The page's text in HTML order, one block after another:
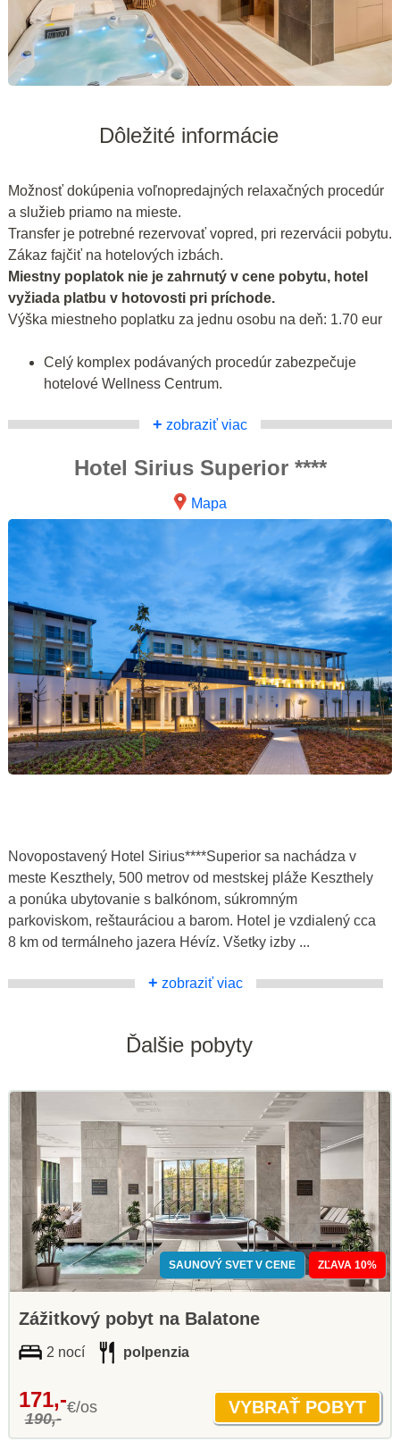
Dôležité informácie
Možnosť dokúpenia voľnopredajných relaxačných procedúr
a služieb priamo na mieste.
Transfer je potrebné rezervovať vopred, pri rezervácii pobytu.
Zákaz fajčiť na hotelových izbách.
Miestny poplatok nie je zahrnutý v cene pobytu, hotel
vyžiada platbu v hotovosti pri príchode.
Výška miestneho poplatku za jednu osobu na deň: 1.70 eur
Celý komplex podávaných procedúr zabezpečuje
hotelové Wellness Centrum.
+ zobraziť viac
Hotel Sirius Superior ****
Mapa
Novopostavený Hotel Sirius****Superior sa nachádza v
meste Keszthely, 500 metrov od mestskej pláže Keszthely
a ponúka ubytovanie s balkónom, súkromným
parkoviskom, reštauráciou a barom. Hotel je vzdialený cca
8 km od termálneho jazera Hévíz. Všetky izby ...
+ zobraziť viac
Ďalšie pobyty
SAUNOVÝ SVET V CENE ZĽAVA 10%
Zážitkový pobyt na Balatone
2 nocí polpenzia
171,-
190,-
€/os